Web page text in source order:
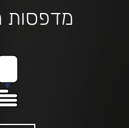
מדפסות